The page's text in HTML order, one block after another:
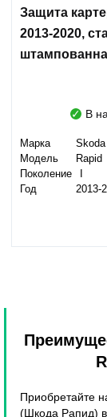
Защита
2013-2020,
В
Марка
Skoda
Модель
Rapid
Поколение
Год
2013-
Приобретайте
(Шкода Рапид)